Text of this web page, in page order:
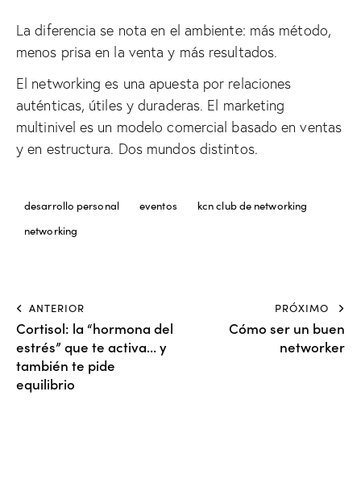
La diferencia se nota en el ambiente: más método,
menos prisa en la venta y más resultados.
El networking es una apuesta por relaciones
auténticas, útiles y duraderas. El marketing
multinivel es un modelo comercial basado en ventas
y en estructura. Dos mundos distintos.
desarrollo personal eventos
kcn club de networking
networking
ANTERIOR
Cortisol: la “hormona del
estrés” que te activa… y
también te pide
equilibrio
PRÓXIMO
Cómo ser un buen
networker